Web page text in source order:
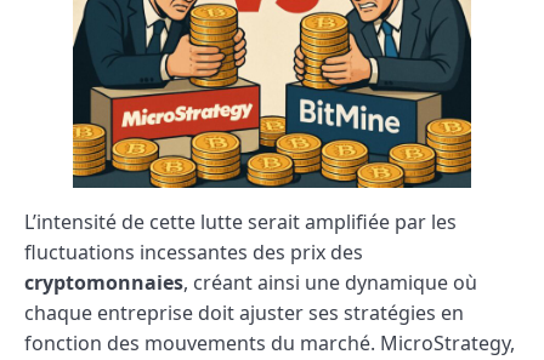
L’intensité de cette lutte serait amplifiée par les
fluctuations incessantes des prix des
cryptomonnaies, créant ainsi une dynamique où
chaque entreprise doit ajuster ses stratégies en
fonction des mouvements du marché. MicroStrategy,